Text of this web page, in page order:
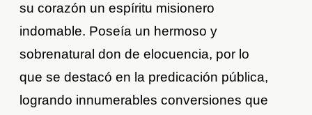
su corazón un espíritu misionero
indomable. Poseía un hermoso y
sobrenatural don de elocuencia, por lo
que se destacó en la predicación pública,
logrando innumerables conversiones que